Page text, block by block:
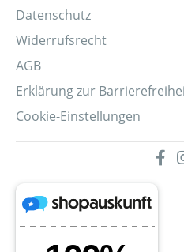
Datenschutz
Widerrufsrecht
AGB
Erklärung zur
Cookie-Einstellungen